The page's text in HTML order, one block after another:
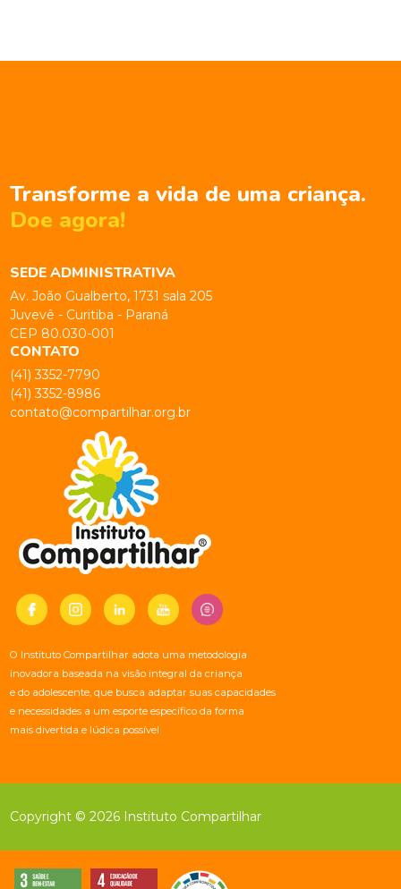
Transforme a vida de uma criança.
Doe agora!
SEDE ADMINISTRATIVA
Av. João Gualberto, 1731 sala 205
Juvevê - Curitiba - Paraná
CEP 80.030-001
CONTATO
(41) 3352-7790
(41) 3352-8986
contato@compartilhar.org.br
O Instituto Compartilhar adota uma metodologia
inovadora baseada na visão integral da criança
e do adolescente, que busca adaptar suas capacidades
e necessidades a um esporte específico da forma
mais divertida e lúdica possível
Copyright © 2026 Instituto Compartilhar